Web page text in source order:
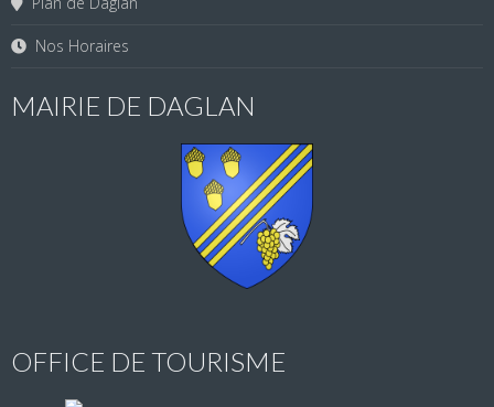
Nos Horaires
MAIRIE DE DAGLAN
OFFICE DE TOURISME